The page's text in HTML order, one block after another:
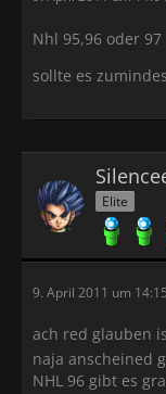
Nhl 95,96 oder 97
sollte es
Elite
9. April 2011 um 14:15
ach red glauben
naja anscheined
NHL 96 gibt es